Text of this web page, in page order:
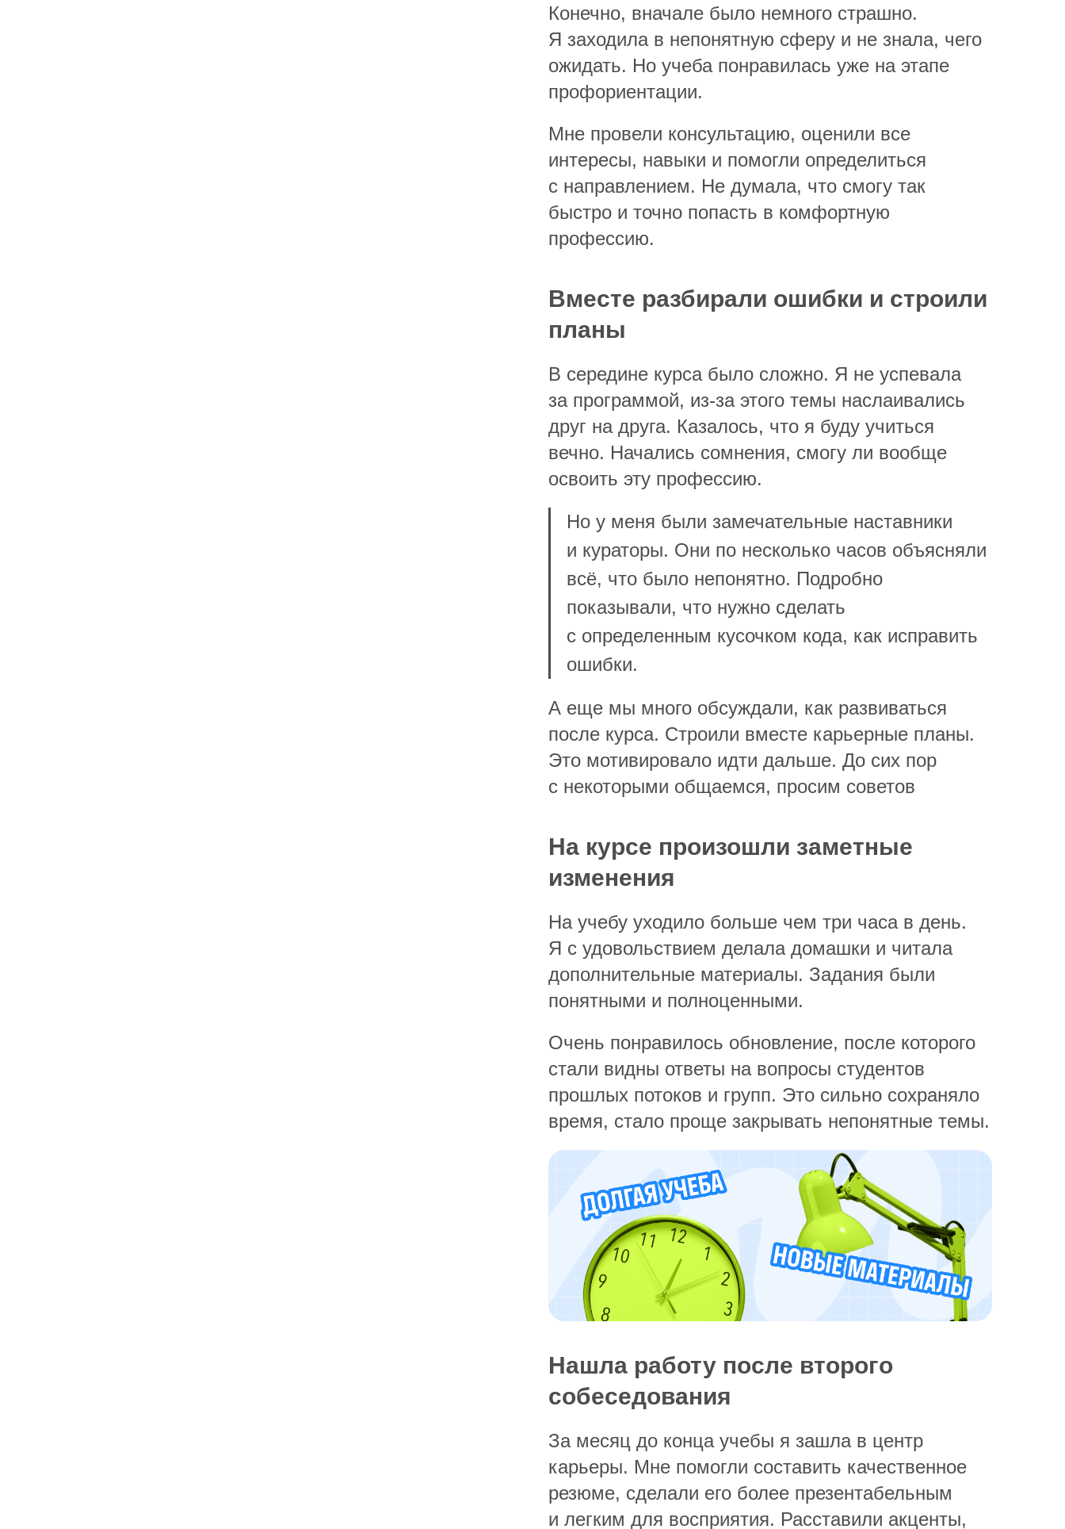
Конечно, вначале было немного страшно.
Я заходила в непонятную сферу и не знала, чего
ожидать. Но учеба понравилась уже на этапе
профориентации.
Мне провели консультацию, оценили все
интересы, навыки и помогли определиться
с направлением. Не думала, что смогу так
быстро и точно попасть в комфортную
профессию.
Вместе разбирали ошибки и строили
планы
В середине курса было сложно. Я не успевала
за программой, из-за этого темы наслаивались
друг на друга. Казалось, что я буду учиться
вечно. Начались сомнения, смогу ли вообще
освоить эту профессию.
Но у меня были замечательные наставники
и кураторы. Они по несколько часов объясняли
всё, что было непонятно. Подробно
показывали, что нужно сделать
с определенным кусочком кода, как исправить
ошибки.
А еще мы много обсуждали, как развиваться
после курса. Строили вместе карьерные планы.
Это мотивировало идти дальше. До сих пор
с некоторыми общаемся, просим советов
На курсе произошли заметные
изменения
На учебу уходило больше чем три часа в день.
Я с удовольствием делала домашки и читала
дополнительные материалы. Задания были
понятными и полноценными.
Очень понравилось обновление, после которого
стали видны ответы на вопросы студентов
прошлых потоков и групп. Это сильно сохраняло
время, стало проще закрывать непонятные темы.
Нашла работу после второго
собеседования
За месяц до конца учебы я зашла в центр
карьеры. Мне помогли составить качественное
резюме, сделали его более презентабельным
и легким для восприятия. Расставили акценты,